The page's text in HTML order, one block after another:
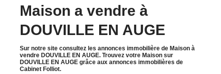
Maison a vendre à
DOUVILLE EN AUGE
Sur notre site consultez les annonces immobilière de Maison à
vendre DOUVILLE EN AUGE. Trouvez votre Maison sur
DOUVILLE EN AUGE grâce aux annonces immobilières de
Cabinet Folliot.